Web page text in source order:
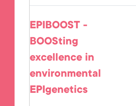
EPIBOOST -
BOOSting
excellence in
environmental
EPIgenetics